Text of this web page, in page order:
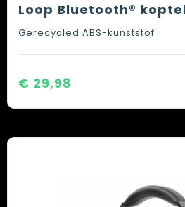
Gerecycled ABS-kunststof
€ 29,98